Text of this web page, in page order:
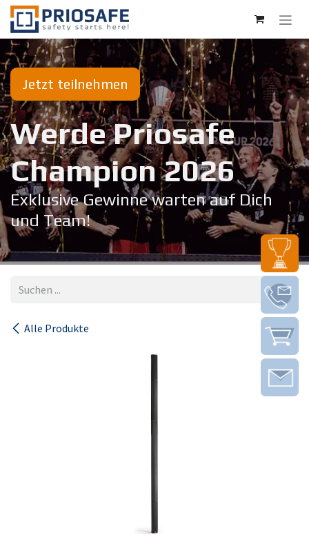
Zum Inhalt springen
Jetzt teilnehmen
Werde Priosafe
Champion 20​26
Exklusive Gewinne warten auf Dich
und Team!
Alle Produkte